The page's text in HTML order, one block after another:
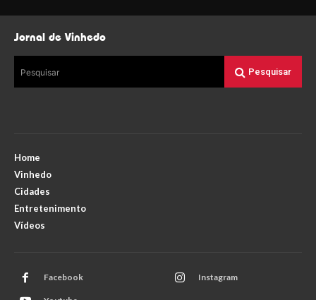
Jornal de Vinhedo
Pesquisar Pesquisar
Home
Vinhedo
Cidades
Entretenimento
Vídeos
Facebook Instagram